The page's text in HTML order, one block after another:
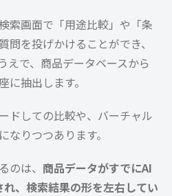
索画面で「用途比較」や「条
問を投げかけることができ、
えで、商品データベースから
抽出します。
ドしての比較や、バーチャル
りつつあります。
のは、 商品データがすでにAI
、検索結果の形を左右してい